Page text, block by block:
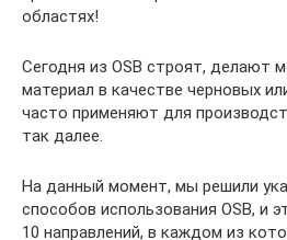
областях!
Сегодня из OSB строят, делают
материал в качестве черновых
часто применяют для
так далее.
На данный момент, мы решили
способов использования OSB, и
10 направлений, в каждом из